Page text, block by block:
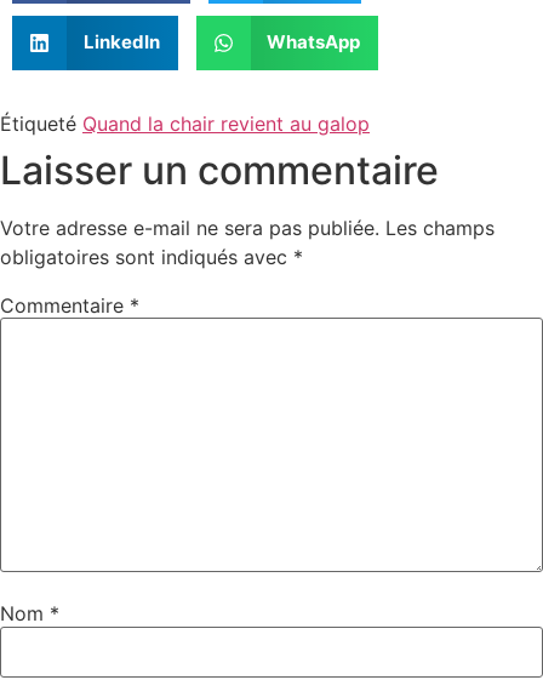
LinkedIn WhatsApp
Étiqueté Quand la chair revient au galop
Laisser un commentaire
Votre adresse e-mail ne sera pas publiée. Les champs
obligatoires sont indiqués avec *
Commentaire *
Nom *